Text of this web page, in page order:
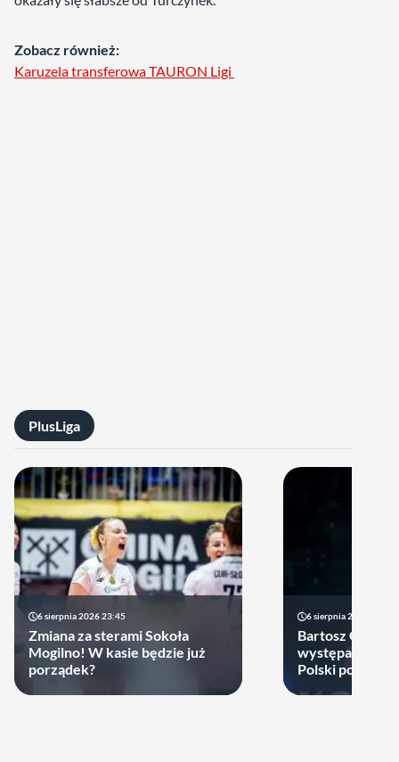
Zobacz również:
Karuzela transferowa TAURON Ligi
PlusLiga
6 sierpnia 2026 23:45
Zmiana za sterami Sokoła
Mogilno! W kasie będzie już
porządek?
6 sierpnia 2026 17:40
Bartosz
występach w
Polski podjął